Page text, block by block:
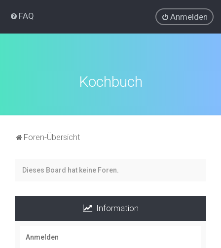
FAQ Anmelden
Kochbuch
Foren-Übersicht
Dieses Board hat keine Foren.
Information
Anmelden